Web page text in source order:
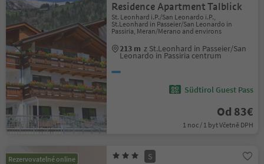
Residence Apartment Talblick
St. Leonhard i.P./San Leonardo i.P.,
St.Leonhard in Passeier/San Leonardo in
Passiria, Meran/Merano and environs
213 m z St.Leonhard in Passeier/San
Leonardo in Passiria centrum
Südtirol Guest Pass
Od 83€
1 noc / 1 byt Včetně DPH
Rezervovatelné online S